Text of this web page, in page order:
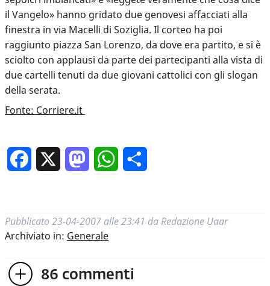
il Vangelo» hanno gridato due genovesi affacciati alla
finestra in via Macelli di Soziglia. Il corteo ha poi
raggiunto piazza San Lorenzo, da dove era partito, e si è
sciolto con applausi da parte dei partecipanti alla vista di
due cartelli tenuti da due giovani cattolici con gli slogan
della serata.
Fonte: Corriere.it
Facebook MastodonWhatsApp
Pubblicato 23-04-2007 alle 23:41 da Redazione Uaar
Archiviato in: Generale
86 commenti